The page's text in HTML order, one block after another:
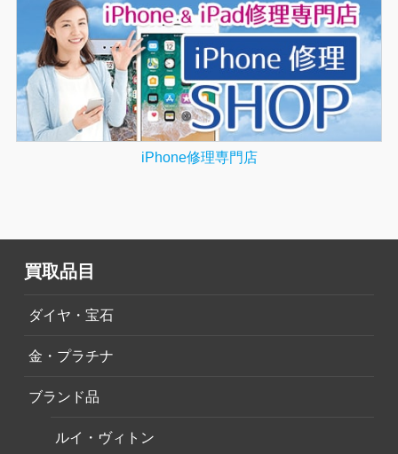
iPhone修理専門店
買取品目
ダイヤ・宝石
金・プラチナ
ブランド品
ルイ・ヴィトン